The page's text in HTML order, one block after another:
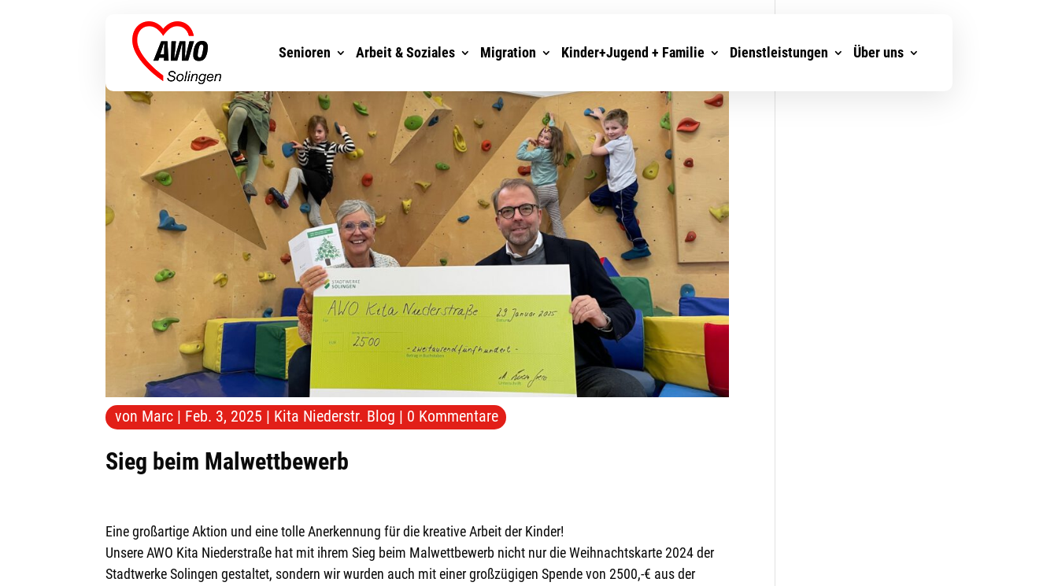
Senioren Arbeit & Soziales Migration Kinder+Jugend + Familie Dienstleistungen Über uns
Sieg beim Malwettbewerb
von Marc | Feb. 3, 2025 | Kita Niederstr. Blog | 0 Kommentare
Eine großartige Aktion und eine tolle Anerkennung für die kreative Arbeit der Kinder!
Unsere AWO Kita Niederstraße hat mit ihrem Sieg beim Malwettbewerb nicht nur die Weihnachtskarte 2024 der
Stadtwerke Solingen gestaltet, sondern wir wurden auch mit einer großzügigen Spende von 2500,-€ aus der
Über uns